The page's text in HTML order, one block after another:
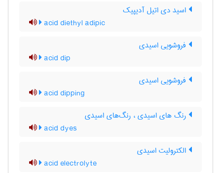
اسید دی اتیل آدیپیک
acid diethyl adipic
فروشویی اسیدی
acid dip
فروشویی اسیدی
acid dipping
رنگ های اسیدی ، رنگ‌های اسیدی
acid dyes
الکترولیت اسیدی
acid electrolyte